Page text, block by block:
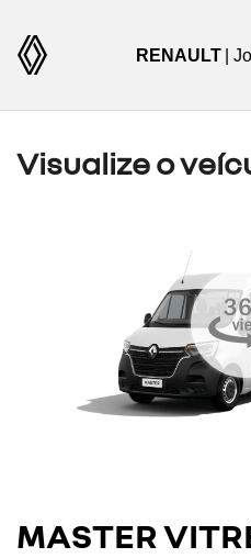
RENAULT |
Visualize o
MASTER